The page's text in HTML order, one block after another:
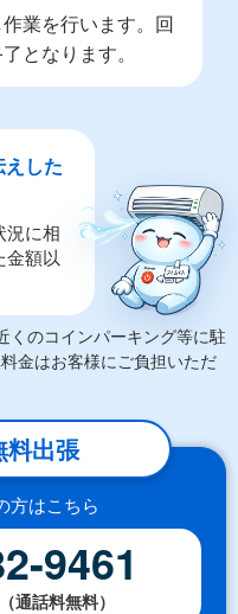
業を行います。回
となります。
した
況に相
金額以
くのコインパーキング等に駐
金はお客様にご負担いただ
料出張
方はこちら
9461
通話料無料）